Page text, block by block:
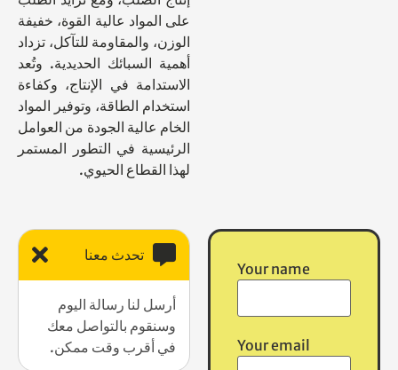
على المواد عالية القوة، خفيفة
الوزن، والمقاومة للتآكل، تزداد
أهمية السبائك الحديدية. وتُعد
الاستدامة في الإنتاج، وكفاءة
استخدام الطاقة، وتوفير المواد
الخام عالية الجودة من العوامل
الرئيسية في التطور المستمر
لهذا القطاع الحيوي.
Your name
Your email
تحدث معنا
أرسل لنا رسالة اليوم
وسنقوم بالتواصل معك
في أقرب وقت ممكن.